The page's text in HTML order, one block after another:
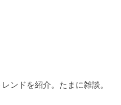
ンドを紹介。たまに雑談。